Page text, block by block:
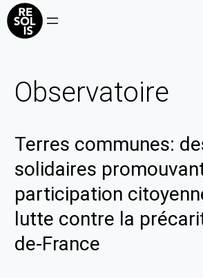
Observatoire
Terres communes:
solidaires
participation
lutte contre la
de-France